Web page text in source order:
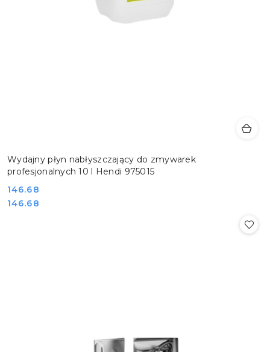
Wydajny płyn nabłyszczający do zmywarek
profesjonalnych 10 l Hendi 975015
Cena:
146.68
Cena:
146.68